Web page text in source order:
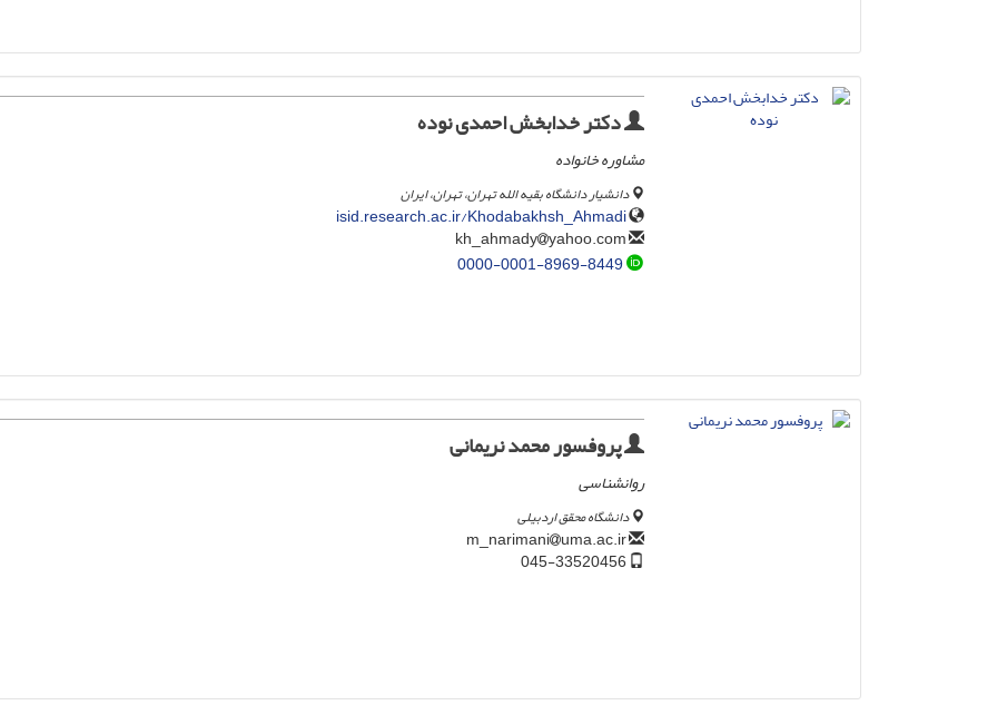
دکتر خدابخش احمدی نوده
مشاوره خانواده
دانشیار دانشگاه بقیه الله تهران، تهران، ایران
isid.research.ac.ir/Khodabakhsh_Ahmadi
yahoo.com
0000-0001-8969-8449
پروفسور محمد نریمانی
روانشناسی
دانشگاه محقق اردبیلی
uma.ac.ir